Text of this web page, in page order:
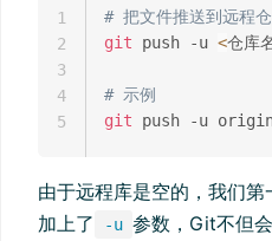
# 把文件推送到远程
git push -u <仓库
# 示例
git
1
2
3
4
5
由于远程库是空的，我们第
加上了
-u 参数，Git不但